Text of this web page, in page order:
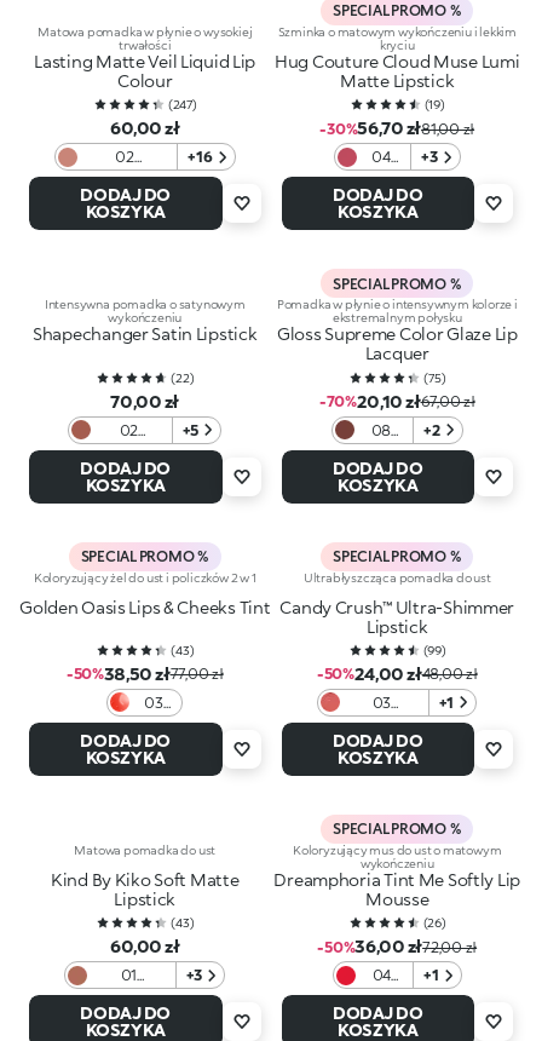
Matowa pomadka w płynie o wysokiej
trwałości
Lasting Matte Veil Liquid Lip
Colour
(247)
60,00 zł
02
Cappuccino
+16
DODAJ DO
KOSZYKA
SPECIAL PROMO %
Szminka o matowym wykończeniu i lekkim
kryciu
Hug Couture Cloud Muse Lumi
Matte Lipstick
(19)
-30%56,70 zł81,00 zł
04
Red
Ritual
+3
DODAJ DO
KOSZYKA
Intensywna pomadka o satynowym
wykończeniu
Shapechanger Satin Lipstick
(22)
70,00 zł
02
Charmed
Rose
+5
DODAJ DO
KOSZYKA
SPECIAL PROMO %
Pomadka w płynie o intensywnym kolorze i
ekstremalnym połysku
Gloss Supreme Color Glaze Lip
Lacquer
(75)
-70%20,10 zł67,00 zł
08
Iced
Brown
+2
DODAJ DO
KOSZYKA
SPECIAL PROMO %
Koloryzujący żel do ust i policzków 2 w 1
Golden Oasis Lips & Cheeks Tint
(43)
-50%38,50 zł77,00 zł
03
Love
In
Coral
DODAJ DO
KOSZYKA
SPECIAL PROMO %
Ultrabłyszcząca pomadka do ust
Candy Crush™ Ultra-Shimmer
Lipstick
(99)
-50%24,00 zł48,00 zł
03
Daydream
Frosting
+1
DODAJ DO
KOSZYKA
Matowa pomadka do ust
Kind By Kiko Soft Matte
Lipstick
(43)
60,00 zł
01
Woodland
+3
DODAJ DO
KOSZYKA
SPECIAL PROMO %
Koloryzujący mus do ust o matowym
wykończeniu
Dreamphoria Tint Me Softly Lip
Mousse
(26)
-50%36,00 zł72,00 zł
04
Red
Desire
+1
DODAJ DO
KOSZYKA